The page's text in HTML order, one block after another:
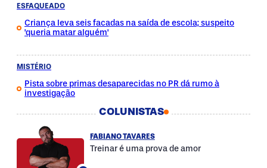
ESFAQUEADO
Criança leva seis facadas na saída de escola; suspeito
'queria matar alguém'
MISTÉRIO
Pista sobre primas desaparecidas no PR dá rumo à
investigação
COLUNISTAS
FABIANO TAVARES
Treinar é uma prova de amor